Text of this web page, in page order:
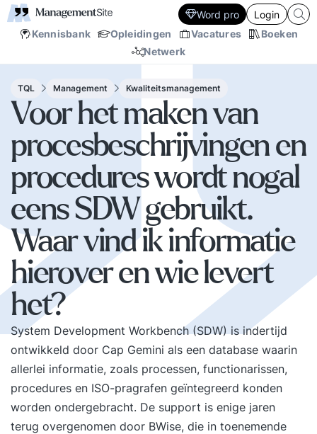
Kennisbank Opleidingen Vacatures
Boeken
Netwerk
Word pro Login
TQL Management Kwaliteitsmanagement
Voor het maken van
procesbeschrijvingen en
procedures wordt nogal
eens SDW gebruikt.
Waar vind ik informatie
hierover en wie levert
het?
System Development Workbench (SDW) is indertijd
ontwikkeld door Cap Gemini als een database waarin
allerlei informatie, zoals processen, functionarissen,
procedures en ISO-pragrafen geïntegreerd konden
worden ondergebracht. De support is enige jaren
terug overgenomen door BWise, die in toenemende